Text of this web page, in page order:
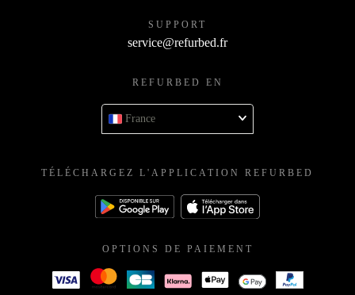
SUPPORT
service@refurbed.fr
REFURBED EN
France
TÉLÉCHARGEZ L'APPLICATION REFURBED
OPTIONS DE PAIEMENT